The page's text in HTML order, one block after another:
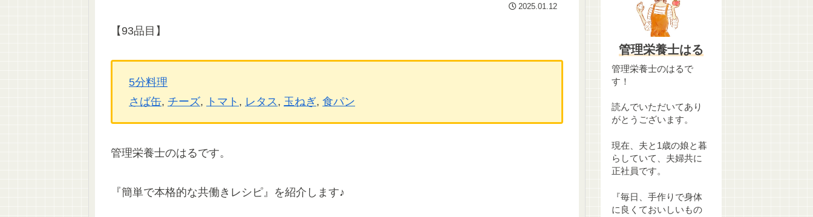
2025.01.12
【93品目】
5分料理
さば缶, チーズ, トマト , レタス , 玉ねぎ, 食パン
管理栄養士のはるです。
『簡単で本格的な共働きレシピ』を紹介します♪
管理栄養士はる
管理栄養士のはるで
す！
読んでいただいてあり
がとうございます。
現在、夫と1歳の娘と暮
らしていて、夫婦共に
正社員です。
『毎日、手作りで身体
に良くておいしいもの